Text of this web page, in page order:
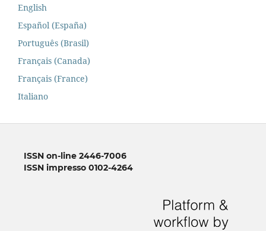
English
Español (España)
Português (Brasil)
Français (Canada)
Français (France)
Italiano
ISSN on-line 2446-7006
ISSN impresso 0102-4264